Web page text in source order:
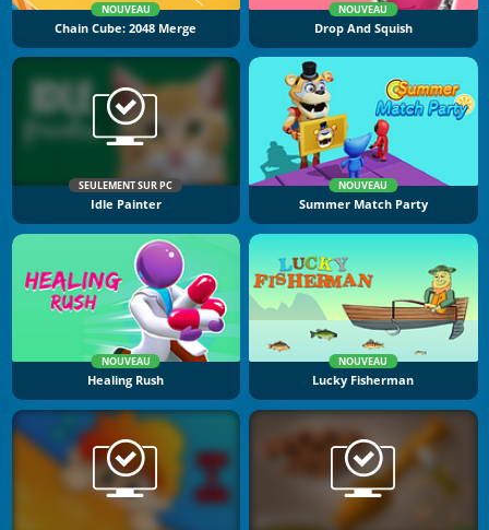
NOUVEAU
Chain Cube: 2048 Merge
NOUVEAU
Drop And Squish
SEULEMENT SUR PC
Idle Painter
NOUVEAU
Summer Match Party
NOUVEAU
Healing Rush
NOUVEAU
Lucky Fisherman